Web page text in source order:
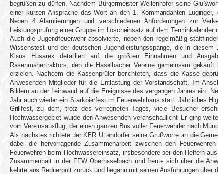
begrüßen zu dürfen. Nachdem Bürgermeister Wellenhofer seine
einer kurzen Ansprache das Wort an den 1. Kommandanten
Neben 4 Alarmierungen und verschiedenen Anforderungen zur
Leistungsprüfung einer Gruppe im Löscheinsatz auf dem Terminkalender
Auch die Jugendfeuerwehr absolvierte, neben den regelmäßig
Wissenstest und der deutschen Jugendleistungsspange, die in
Klaus Husarek detailliert auf die größten Einnahmen und
Rasenmähertraktors, den die Haselbacher Vereine gemeinsam
erzielen. Nachdem die Kassenprüfer berichteten, dass die Kasse
Anwesenden Mitglieder für die Entlastung der Vorstandschaft. Im
Bildern an der Leinwand auf die Ereignisse des vergangen Jahres ein.
Jahr auch wieder ein Starkbierfest im Feuerwehrhaus statt. Jährliches
Grillfest, zu dem, trotz des verregneten Tages, viele Besucher
Hochwassergebiet wurde den Anwesenden veranschaulicht Er ging
vom Vereinsausflug, der einen ganzen Bus voller Feuerwehrler nach
Als nächstes richtete der KBR Uttendorfer seine Grußworte an die
dabei die hervorragende Zusammenarbeit zwischen den
Feuerwehren beim Hochwassereinsatz, insbesondere bei den Helfern
Zusammenhalt in der FFW Oberhaselbach und freute sich über die
kehrte ans Rednerpult zurück und begann mit seinen Ausführungen